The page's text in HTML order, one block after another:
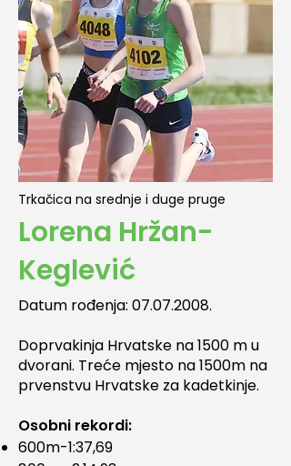
Trkačica na srednje i duge pruge
Lorena Hržan-
Keglević
Datum rođenja: 07.07.2008.
Doprvakinja Hrvatske na 1500 m u
dvorani. Treće mjesto na 1500m na
prvenstvu Hrvatske za kadetkinje.
Osobni rekordi:
600m-1:37,69